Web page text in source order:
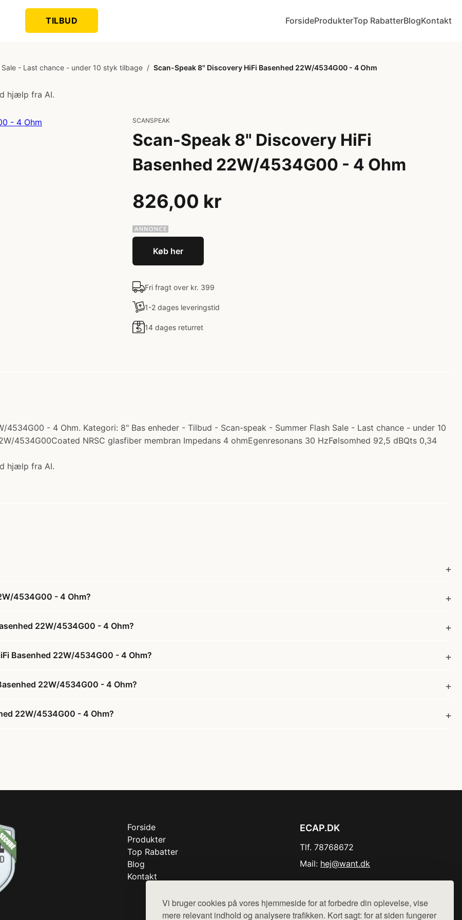
Vi bruger cookies på vores hjemmeside for at forbedre din oplevelse, vise
mere relevant indhold og analysere trafikken. Kort sagt: for at siden fungerer
TILBUD ForsideProdukterTop RabatterBlogKontakt
- Last chance - under 10 styk tilbage / Scan-Speak 8" Discovery HiFi Basenhed 22W/4534G00 - 4 Ohm
hjælp fra AI.
SCANSPEAK
Scan-Speak 8" Discovery HiFi
Basenhed 22W/4534G00 - 4 Ohm
826,00 kr
Køb her
Fri fragt over kr. 399
1-2 dages leveringstid
14 dages returret
4534G00 - 4 Ohm. Kategori: 8" Bas enheder - Tilbud - Scan-speak - Summer Flash Sale - Last chance - under 10
4534G00Coated NRSC glasfiber membran Impedans 4 ohmEgenresonans 30 HzFølsomhed 92,5 dBQts 0,34
hjælp fra AI.
4534G00 - 4 Ohm?
22W/4534G00 - 4 Ohm?
Basenhed 22W/4534G00 - 4 Ohm?
22W/4534G00 - 4 Ohm?
22W/4534G00 - 4 Ohm?
Forside
Produkter
Top Rabatter
Blog
Kontakt
ECAP.DK
Tlf. 78768672
Mail: hej@want.dk